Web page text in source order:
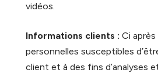
vidéos.
Informations clients : Ci
personnelles susceptibles
client et à des fins d’analyses